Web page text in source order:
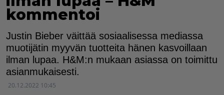
kommentoi
Justin Bieber väittää sosiaalisessa mediassa
muotijätin myyvän tuotteita hänen kasvoillaan
ilman lupaa. H&M:n mukaan asiassa on toimittu
asianmukaisesti.
20.12.2022 10:45